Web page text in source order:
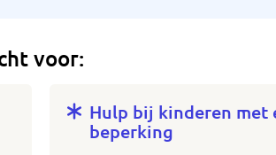
voor:
Hulp bij kinderen met
beperking